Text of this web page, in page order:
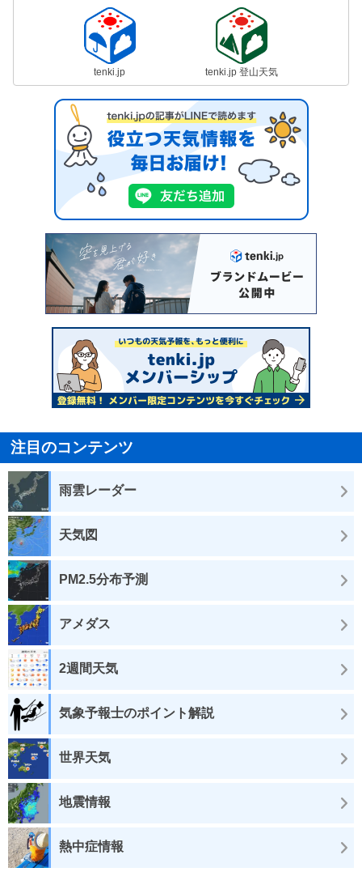
tenki.jp tenki.jp 登山天気
注目のコンテンツ
雨雲レーダー
天気図
PM2.5分布予測
アメダス
2週間天気
気象予報士のポイント解説
世界天気
地震情報
熱中症情報